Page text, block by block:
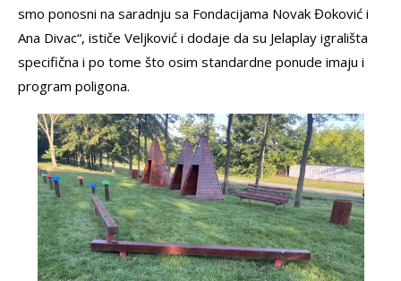
smo ponosni na saradnju sa Fondacijama Novak Đoković i
Ana Divac“, ističe Veljković i dodaje da su Jelaplay igrališta
specifična i po tome što osim standardne ponude imaju i
program poligona.